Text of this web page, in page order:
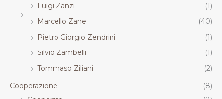
Luigi Zanzi
(1)
Marcello Zane
(40)
Pietro Giorgio Zendrini
(1)
Silvio Zambelli
(1)
Tommaso Ziliani
(2)
Cooperazione
(8)